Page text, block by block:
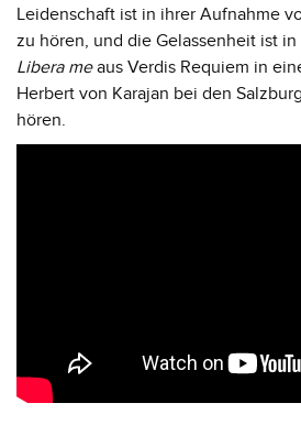
Leidenschaft ist in ihrer Aufnahme
zu hören, und die Gelassenheit ist
Libera meaus Verdis Requiem in
Herbert von Karajan bei den
hören.